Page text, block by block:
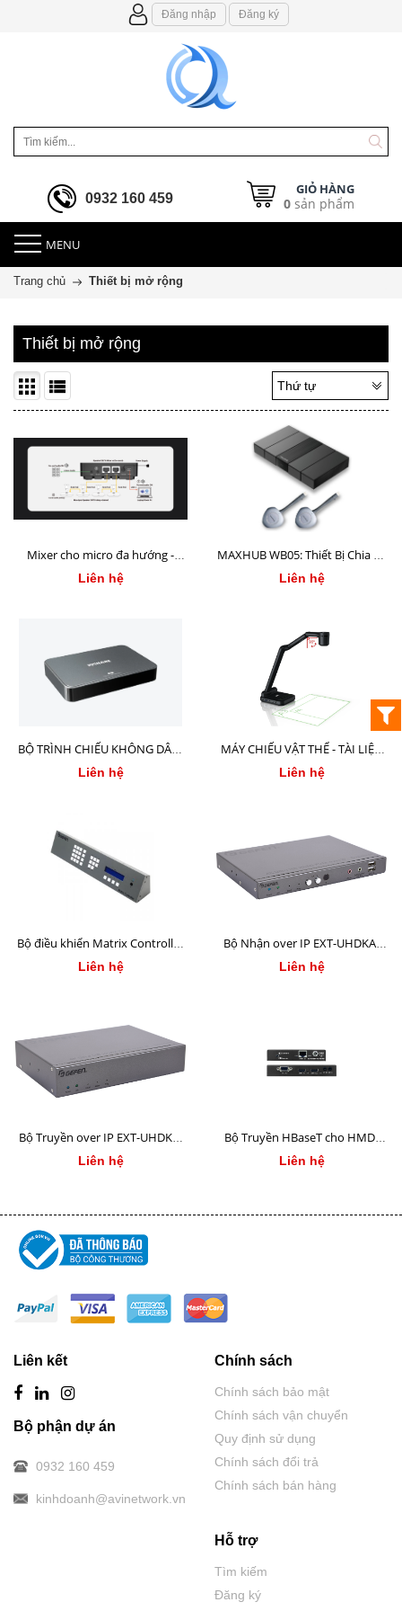
Đăng nhập Đăng ký
0932 160 459
GIỎ HÀNG
0sản phẩm
MENU
Trang chủ Thiết bị mở rộng
Thiết bị mở rộng
Thứ tự
Mixer cho micro đa hướng -
CM710 Mixer
Liên hệ
MAXHUB WB05: Thiết Bị Chia Sẻ
Màn Hình Không Dây 4K Chuyên
Nghiệp
Liên hệ
BỘ TRÌNH CHIẾU KHÔNG DÂY -
WIRELESS PRESENTATION
IQSHARE WP40
Liên hệ
MÁY CHIẾU VẬT THỂ - TÀI LIỆU
IQView E4521
Liên hệ
Bộ điều khiển Matrix Controller
EXT-CU-LAN
Liên hệ
Bộ Nhận over IP EXT-UHDKA-
LANS-RX
Liên hệ
Bộ Truyền over IP EXT-UHDKA-
LANS-TX
Liên hệ
Bộ Truyền HBaseT cho HMDI
/ELAN EL-4KHDBT-KIT-40-IRS
Liên hệ
Liên kết
Bộ phận dự án
0932 160 459
kinhdoanh@avinetwork.vn
Chính sách
Chính sách bảo mật
Chính sách vận chuyển
Quy định sử dụng
Chính sách đổi trả
Chính sách bán hàng
Hỗ trợ
Tìm kiếm
Đăng ký